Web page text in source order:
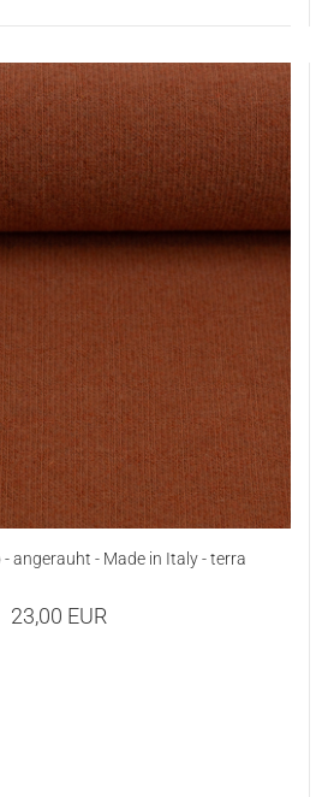
angerauht - Made in Italy - terra
23,00 EUR